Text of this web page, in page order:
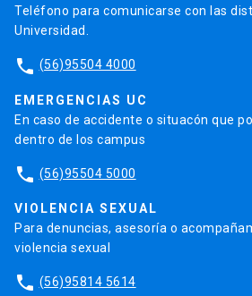
Teléfono para comunicarse con las
Universidad.
phone (56)95504 4000
EMERGENCIAS UC
En caso de accidente o situacón que
dentro de los campus
phone (56)95504 5000
VIOLENCIA SEXUAL
Para denuncias, asesoría o
violencia sexual
phone (56)95814 5614